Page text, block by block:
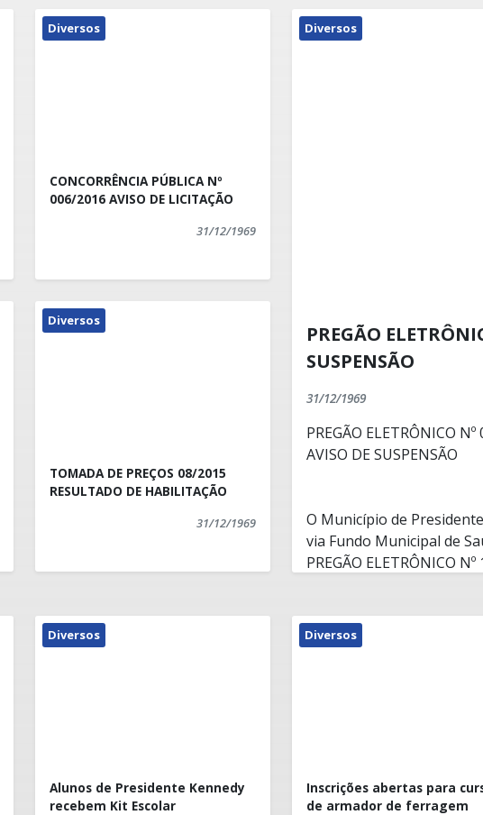
Diversos
CONCORRÊNCIA PÚBLICA Nº
006/2016 AVISO DE LICITAÇÃO
31/12/1969
Diversos
TOMADA DE PREÇOS 08/2015
RESULTADO DE HABILITAÇÃO
31/12/1969
Diversos
PREGÃO
SUSPENSÃO
31/12/1969
PREGÃO ELETRÔNICO
AVISO DE SUSPENSÃO
O Município de
via Fundo Municipal de
PREGÃO ELETRÔNICO
atividades auxiliares para
em decorrência da
horas) para tal.
Os efeitos desta decisão
Diversos
Alunos de Presidente Kennedy
recebem Kit Escolar
Diversos
Inscrições abertas para
de armador de ferragem